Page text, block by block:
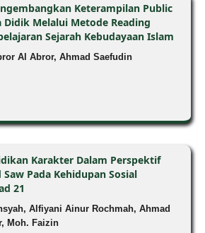
Keterampilan Public
Didik Melalui Metode Reading
Sejarah Kebudayaan Islam
Al Abror, Ahmad Saefudin
Karakter Dalam Perspektif
Pada Kehidupan Sosial
21
Alfiyani Ainur Rochmah, Ahmad
Moh. Faizin